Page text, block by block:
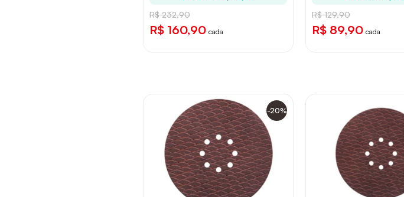
R$ 232,90
R$ 160,90 cada
R$ 129,90
R$ 89,90 cada
-20%